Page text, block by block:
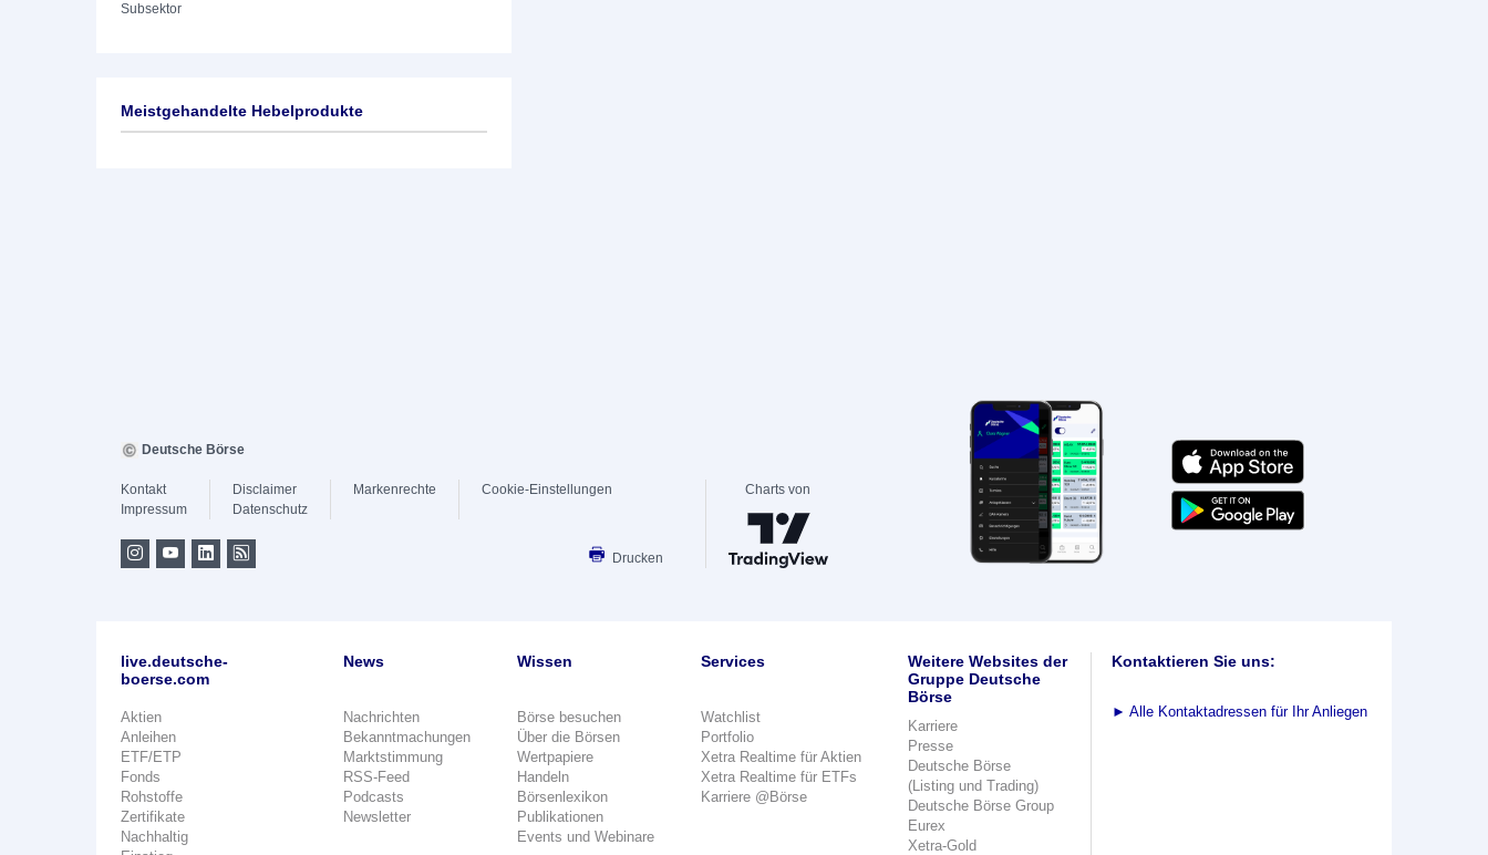
Subsektor
Meistgehandelte Hebelprodukte
Deutsche Börse
Kontakt
Impressum
Disclaimer
Datenschutz
Markenrechte Cookie-Einstellungen
Drucken
Charts von
live.deutsche-
boerse.com
Aktien
Anleihen
ETF/ETP
Fonds
Rohstoffe
Zertifikate
Nachhaltig
News
Nachrichten
Bekanntmachungen
Marktstimmung
RSS-Feed
Podcasts
Newsletter
Wissen
Börse besuchen
Über die Börsen
Wertpapiere
Handeln
Börsenlexikon
Publikationen
Events und Webinare
Services
Watchlist
Portfolio
Xetra Realtime für Aktien
Xetra Realtime für ETFs
Karriere @Börse
Weitere Websites der
Gruppe Deutsche
Börse
Karriere
Presse
Deutsche Börse
(Listing und Trading)
Deutsche Börse Group
Eurex
Xetra-Gold
Kontaktieren Sie uns:
► Alle Kontaktadressen für Ihr Anliegen